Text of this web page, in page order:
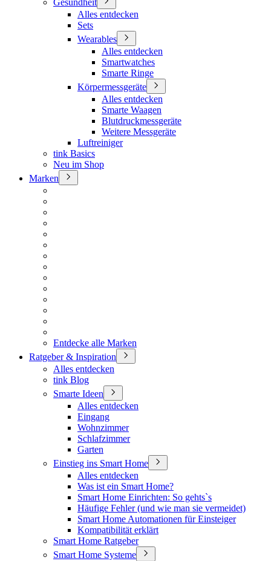
Gesundheit
Alles entdecken
Sets
Wearables
Alles entdecken
Smartwatches
Smarte Ringe
Körpermessgeräte
Alles entdecken
Smarte Waagen
Blutdruckmessgeräte
Weitere Messgeräte
Luftreiniger
tink Basics
Neu im Shop
Marken
Entdecke alle Marken
Ratgeber & Inspiration
Alles entdecken
tink Blog
Smarte Ideen
Alles entdecken
Eingang
Wohnzimmer
Schlafzimmer
Garten
Einstieg ins Smart Home
Alles entdecken
Was ist ein Smart Home?
Smart Home Einrichten: So gehts`s
Häufige Fehler (und wie man sie vermeidet)
Smart Home Automationen für Einsteiger
Kompatibilität erklärt
Smart Home Ratgeber
Smart Home Systeme